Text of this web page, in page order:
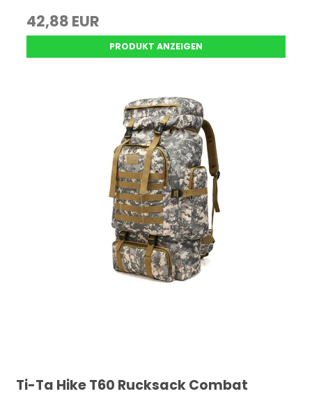
42,88 EUR
PRODUKT ANZEIGEN
Ti-Ta Hike T60 Rucksack Combat